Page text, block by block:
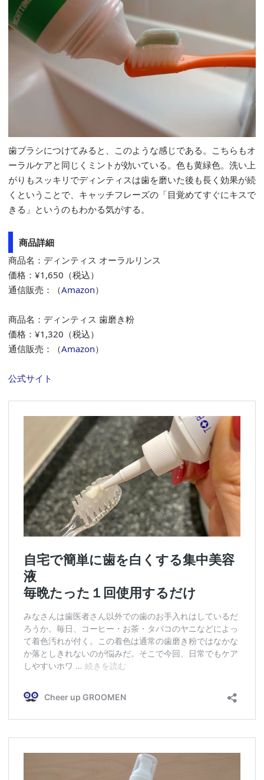
歯ブラシにつけてみると、このような感じである。こちらもオ
ーラルケアと同じくミントが効いている。色も黄緑色。洗い上
がりもスッキリでディンティスは歯を磨いた後も長く効果が続
くということで、キャッチフレーズの「目覚めてすぐにキスで
きる」というのもわかる気がする。
商品詳細
商品名：ディンティス オーラルリンス
価格：¥1,650（税込）
通信販売：（Amazon）
商品名：ディンティス 歯磨き粉
価格：¥1,320（税込）
通信販売：（Amazon）
公式サイト